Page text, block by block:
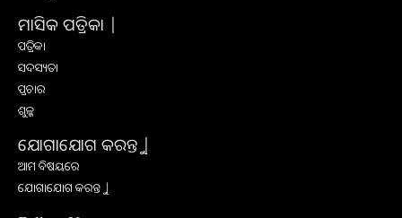
ମାସିକ ପତ୍ରିକା |
ପତ୍ରିକା
ସଦସ୍ୟତା
ପ୍ରଚାର
ଶୁଳ୍କ
ଯୋଗାଯୋଗ କରନ୍ତୁ |
ଆମ ବିଷୟରେ
ଯୋଗାଯୋଗ କରନ୍ତୁ |